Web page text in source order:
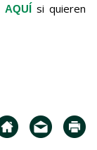
AQUÍsi quieren